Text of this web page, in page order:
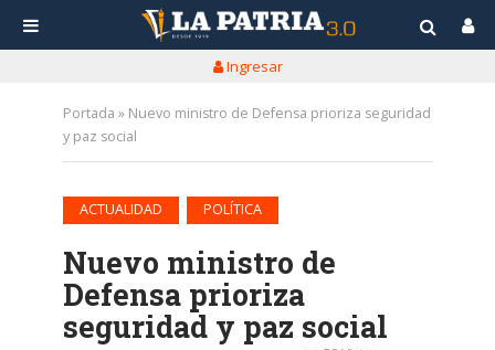
Ingresar
Portada » Nuevo ministro de Defensa prioriza seguridad
y paz social
ACTUALIDAD POLÍTICA
Nuevo ministro de
Defensa prioriza
seguridad y paz social